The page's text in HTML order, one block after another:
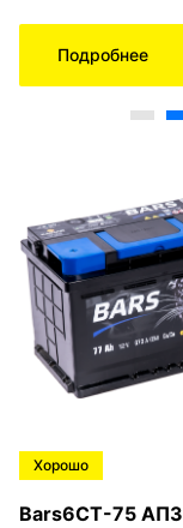
Подробнее
Хорошо
Bars6СТ-75 АПЗ